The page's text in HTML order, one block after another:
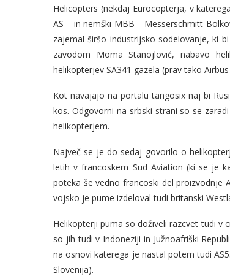
Helicopters (nekdaj Eurocopterja, v
AS – in nemški MBB – Messerschmitt-
zajemal širšo industrijsko sodelovanje, ki
zavodom Moma Stanojlović, nabavo
helikopterjev SA341 gazela (prav tako
Kot navajajo na portalu tangosix naj bi
kos. Odgovorni na srbski strani so se
helikopterjem.
Največ se je do sedaj govorilo o
letih v francoskem Sud Aviation (ki se je
poteka še vedno francoski del proizvodnje
vojsko je pume izdeloval tudi britanski
Helikopterji puma so doživeli razcvet tudi v
so jih tudi v Indoneziji in Južnoafriški
na osnovi katerega je nastal potem tudi
Slovenija).